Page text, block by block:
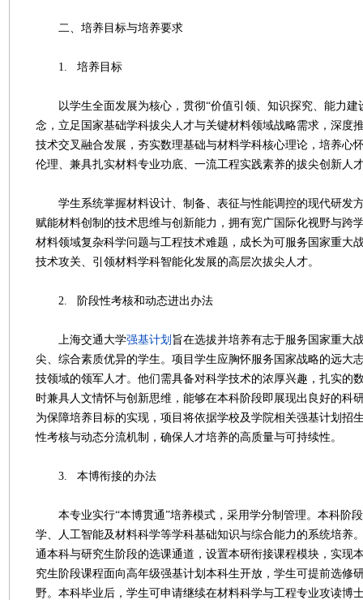
二、培养目标与培养要求
1. 培养目标
以学生全面发展为核心，贯彻“价值引领、知识探究、能力建
念，立足国家基础学科拔尖人才与关键材料领域战略需求，深度
技术交叉融合发展，夯实数理基础与材料学科核心理论，培养心
伦理、兼具扎实材料专业功底、一流工程实践素养的拔尖创新人
学生系统掌握材料设计、制备、表征与性能调控的现代研发
赋能材料创制的技术思维与创新能力，拥有宽广国际化视野与跨
材料领域复杂科学问题与工程技术难题，成长为可服务国家重大
技术攻关、引领材料学科智能化发展的高层次拔尖人才。
2. 阶段性考核和动态进出办法
上海交通大学强基计划 旨在选拔并培养有志于服务国家重大
尖、综合素质优异的学生。项目学生应胸怀服务国家战略的远大
技领域的领军人才。他们需具备对科学技术的浓厚兴趣，扎实的
时兼具人文情怀与创新思维，能够在本科阶段即展现出良好的科
为保障培养目标的实现，项目将依据学校及学院相关强基计划招
性考核与动态分流机制，确保人才培养的高质量与可持续性。
3. 本博衔接的办法
本专业实行“本博贯通”培养模式，采用学分制管理。本科阶
学、人工智能及材料科学等学科基础知识与综合能力的系统培养
通本科与研究生阶段的选课通道，设置本研衔接课程模块，实现
究生阶段课程面向高年级强基计划本科生开放，学生可提前选修
野。本科毕业后，学生可申请继续在材料科学与工程专业攻读博